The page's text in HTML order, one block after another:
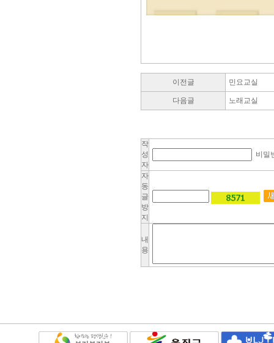
이전글 민요교실
다음글 노래교실
작
성
자
비밀
자
동
글
방
지
내
용